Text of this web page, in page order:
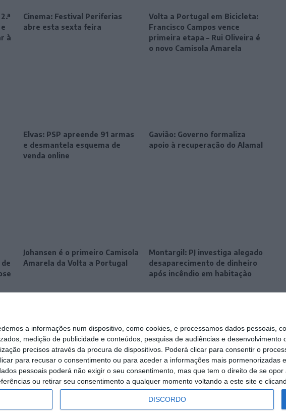
a informações num dispositivo, como cookies, e processamos dados pessoais,
medição de publicidade e conteúdos, pesquisa de audiências e desenvolvimento
precisos através da procura de dispositivos. Poderá clicar para consentir o
para recusar o consentimento ou para aceder a informações mais pormenorizadas
pessoais poderá não exigir o seu consentimento, mas que tem o direito de se
ou retirar seu consentimento a qualquer momento voltando a este site e
DISCORDO
à
Cinema: Festival Periferias
abre esta sexta feira
Volta a Portugal em Bicicleta:
Francisco Campos vence
primeira etapa – Rui Oliveira é
o novo Camisola Amarela
Elvas: PSP apreende 91 armas
e desmantela esquema de
venda online
Gavião: Governo formaliza
apoio à recuperação do Alamal
Johansen é o primeiro Camisola
Amarela da Volta a Portugal
Montargil: PJ investiga alegado
desaparecimento de dinheiro
após incêndio em habitação